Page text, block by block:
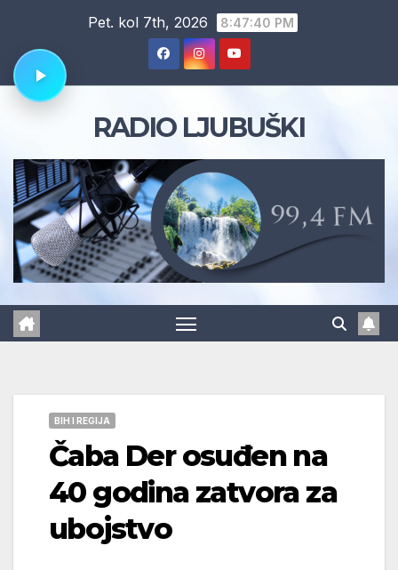
content
Pet. kol 7th, 2026 8:47:40 PM
RADIO LJUBUŠKI
BIH I REGIJA
Čaba Der osuđen na
40 godina zatvora za
ubojstvo